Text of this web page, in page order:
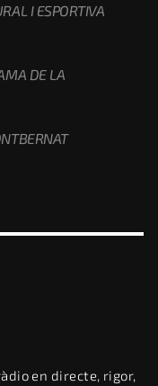
I ESPORTIVA
DE LA
en directe, rigor,